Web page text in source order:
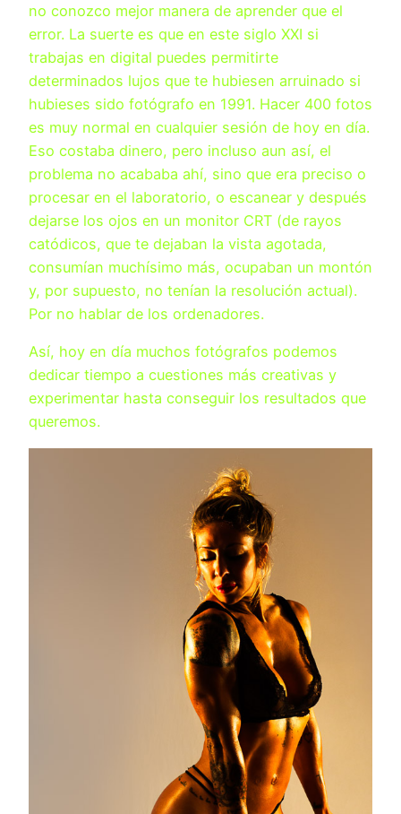
no conozco mejor manera de aprender que el
error. La suerte es que en este siglo XXI si
trabajas en digital puedes permitirte
determinados lujos que te hubiesen arruinado si
hubieses sido fotógrafo en 1991. Hacer 400 fotos
es muy normal en cualquier sesión de hoy en día.
Eso costaba dinero, pero incluso aun así, el
problema no acababa ahí, sino que era preciso o
procesar en el laboratorio, o escanear y después
dejarse los ojos en un monitor CRT (de rayos
catódicos, que te dejaban la vista agotada,
consumían muchísimo más, ocupaban un montón
y, por supuesto, no tenían la resolución actual).
Por no hablar de los ordenadores.
Así, hoy en día muchos fotógrafos podemos
dedicar tiempo a cuestiones más creativas y
experimentar hasta conseguir los resultados que
queremos.